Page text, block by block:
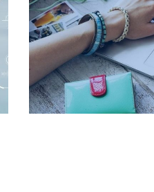
Retail
INDUSTRIES